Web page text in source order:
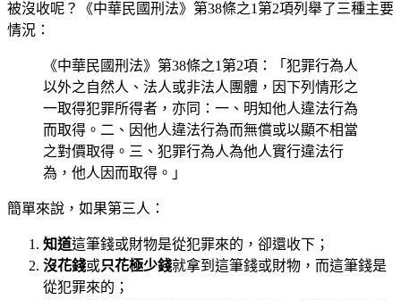
被沒收呢？《中華民國刑法》第38條之1第2項列舉了三種主要
情況：
《中華民國刑法》第38條之1第2項：「犯罪行為人
以外之自然人、法人或非法人團體，因下列情形之
一取得犯罪所得者，亦同：一、明知他人違法行為
而取得。二、因他人違法行為而無償或以顯不相當
之對價取得。三、犯罪行為人為他人實行違法行
為，他人因而取得。」
簡單來說，如果第三人：
知道這筆錢或財物是從犯罪來的，卻還收下；
沒花錢或只花極少錢就拿到這筆錢或財物，而這筆錢是
從犯罪來的；